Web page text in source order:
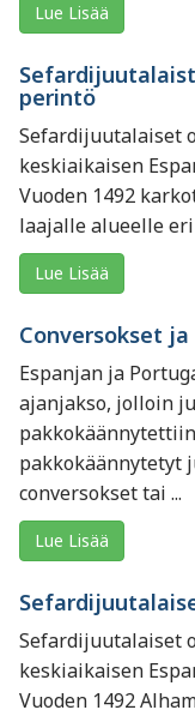
Lue Lisää
perintö
Sefardijuutalaiset
keskiaikaisen
Vuoden 1492
laajalle alueelle
Lue Lisää
Conversokset
Espanjan ja
ajanjakso, jolloin
pakkokäännytetyt
conversokset tai ...
Lue Lisää
Sefardijuutalaiset
keskiaikaisen
Vuoden 1492